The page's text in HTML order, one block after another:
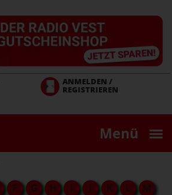
ANMELDEN /
REGISTRIEREN
Menü
F G H I J K L
M